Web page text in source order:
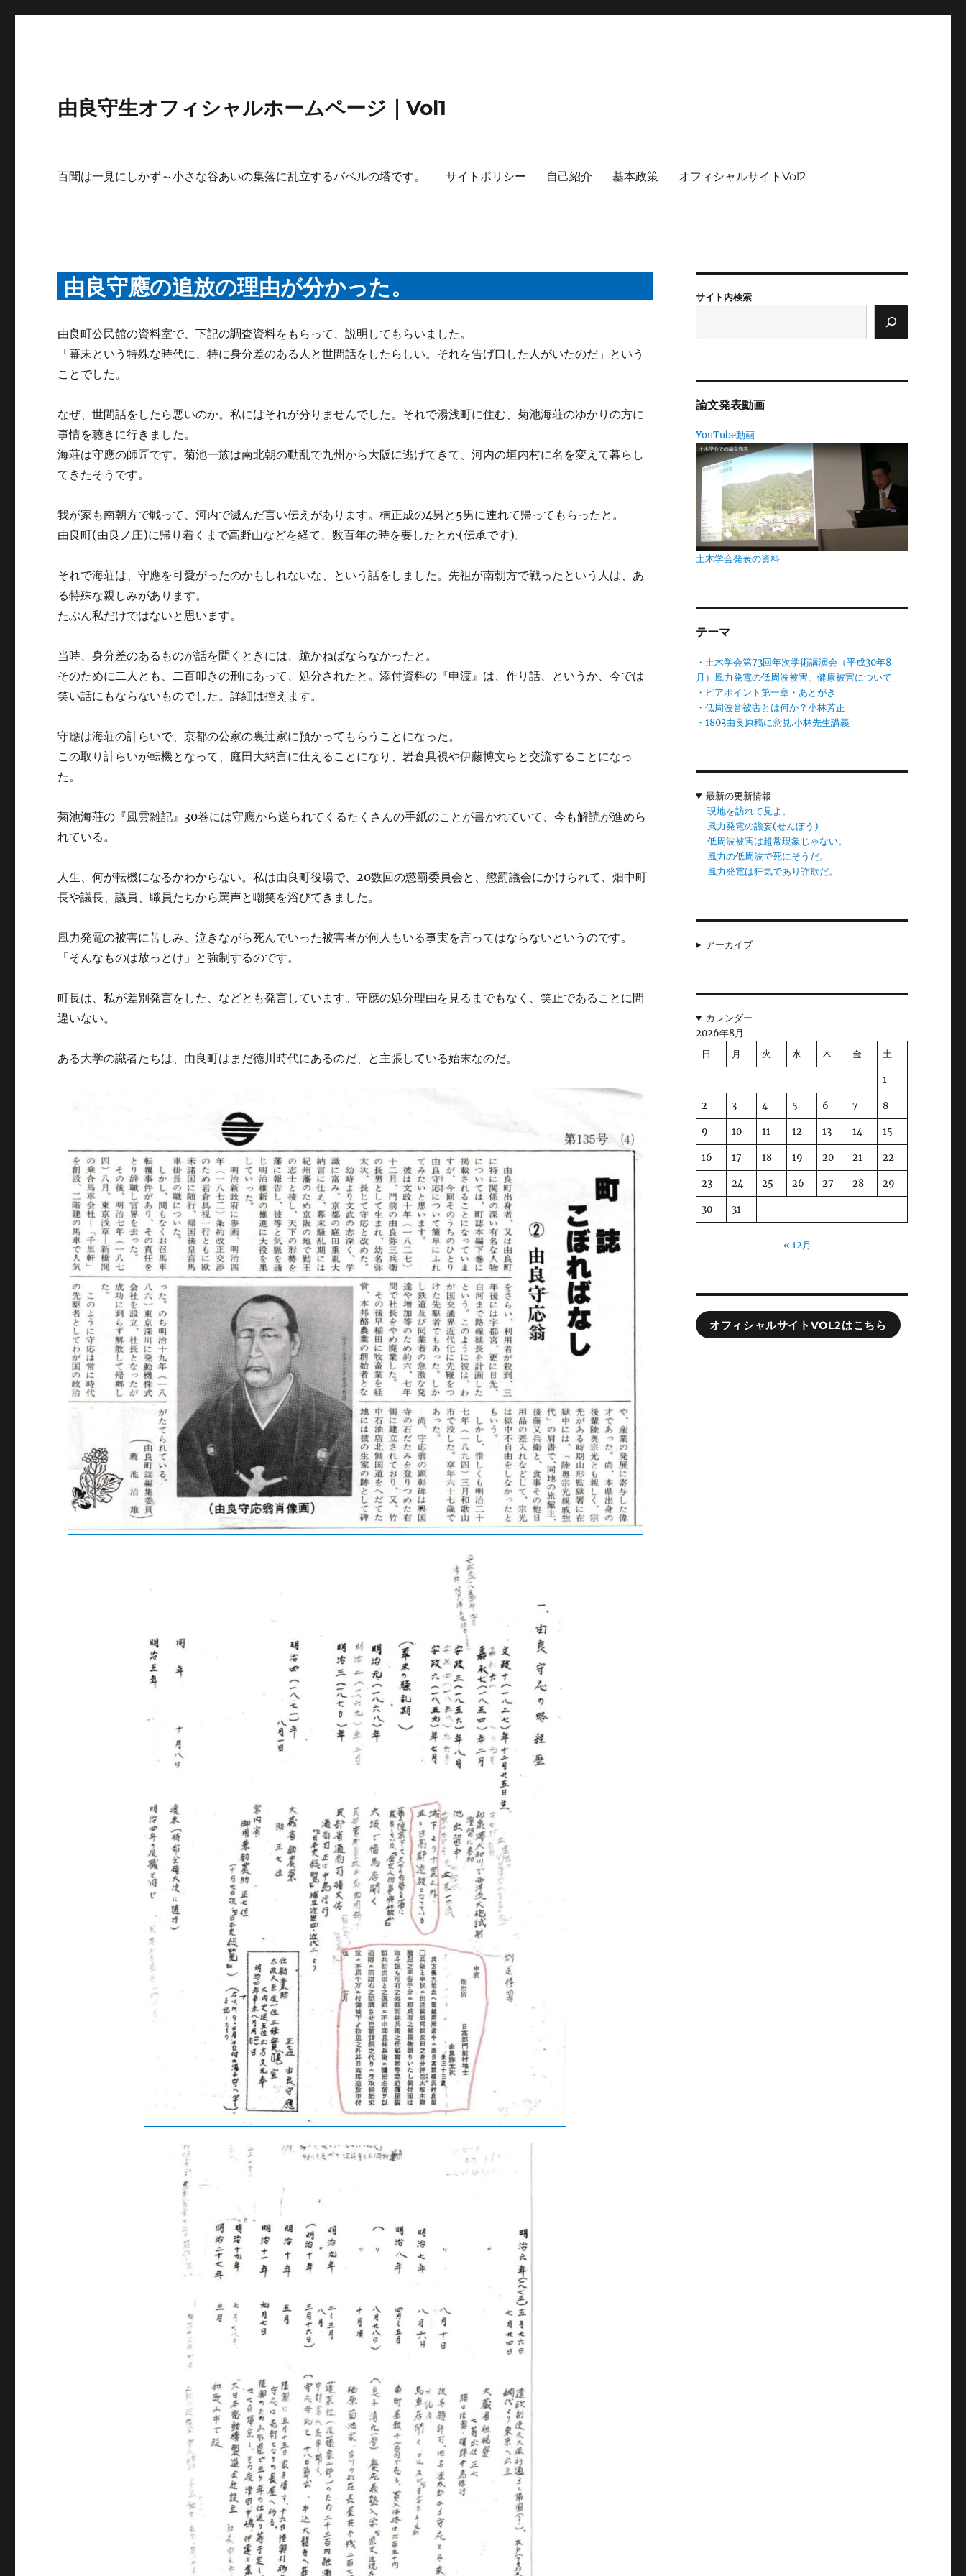
由良守生オフィシャルホームページ｜Vol1
百聞は一見にしかず～小さな谷あいの集落に乱立するバベルの塔です。 サイトポリシー 自己紹介 基本政策 オフィシャルサイトVol2
由良守應の追放の理由が分かった。
由良町公民館の資料室で、下記の調査資料をもらって、説明してもらいました。
「幕末という特殊な時代に、特に身分差のある人と世間話をしたらしい。それを告げ口した人がいたのだ」という
ことでした。
なぜ、世間話をしたら悪いのか。私にはそれが分りませんでした。それで湯浅町に住む、菊池海荘のゆかりの方に
事情を聴きに行きました。
海荘は守應の師匠です。菊池一族は南北朝の動乱で九州から大阪に逃げてきて、河内の垣内村に名を変えて暮らし
てきたそうです。
我が家も南朝方で戦って、河内で滅んだ言い伝えがあります。楠正成の4男と5男に連れて帰ってもらったと。
由良町(由良ノ庄)に帰り着くまで高野山などを経て、数百年の時を要したとか(伝承です)。
それで海荘は、守應を可愛がったのかもしれないな、という話をしました。先祖が南朝方で戦ったという人は、あ
る特殊な親しみがあります。
たぶん私だけではないと思います。
当時、身分差のあるものが話を聞くときには、跪かねばならなかったと。
そのために二人とも、二百叩きの刑にあって、処分されたと。添付資料の『申渡』は、作り話、というか、今では
笑い話にもならないものでした。詳細は控えます。
守應は海荘の計らいで、京都の公家の裏辻家に預かってもらうことになった。
この取り計らいが転機となって、庭田大納言に仕えることになり、岩倉具視や伊藤博文らと交流することになっ
た。
菊池海荘の『風雲雑記』30巻には守應から送られてくるたくさんの手紙のことが書かれていて、今も解読が進めら
れている。
人生、何が転機になるかわからない。私は由良町役場で、20数回の懲罰委員会と、懲罰議会にかけられて、畑中町
長や議長、議員、職員たちから罵声と嘲笑を浴びてきました。
風力発電の被害に苦しみ、泣きながら死んでいった被害者が何人もいる事実を言ってはならないというのです。
「そんなものは放っとけ」と強制するのです。
町長は、私が差別発言をした、などとも発言しています。守應の処分理由を見るまでもなく、笑止であることに間
違いない。
ある大学の識者たちは、由良町はまだ徳川時代にあるのだ、と主張している始末なのだ。
サイト内検索
論文発表動画
YouTube動画
土木学会発表の資料
テーマ
・土木学会第73回年次学術講演会（平成30年8
月）風力発電の低周波被害、健康被害について
・ピアポイント第一章・あとがき
・低周波音被害とは何か？小林芳正
・1803由良原稿に意見.小林先生講義
最新の更新情報
現地を訪れて見よ。
風力発電の譫妄(せんぼう)
低周波被害は超常現象じゃない。
風力の低周波で死にそうだ。
風力発電は狂気であり詐欺だ。
アーカイブ
カレンダー
2026年8月
日
月 火 水 木 金 土
1
2 3 4 5 6 7 8
9 10 11 12 13 14 15
16 17 18 19 20 21 22
23 24 25 26 27 28 29
30 31
« 12月
オフィシャルサイトVOL2はこちら